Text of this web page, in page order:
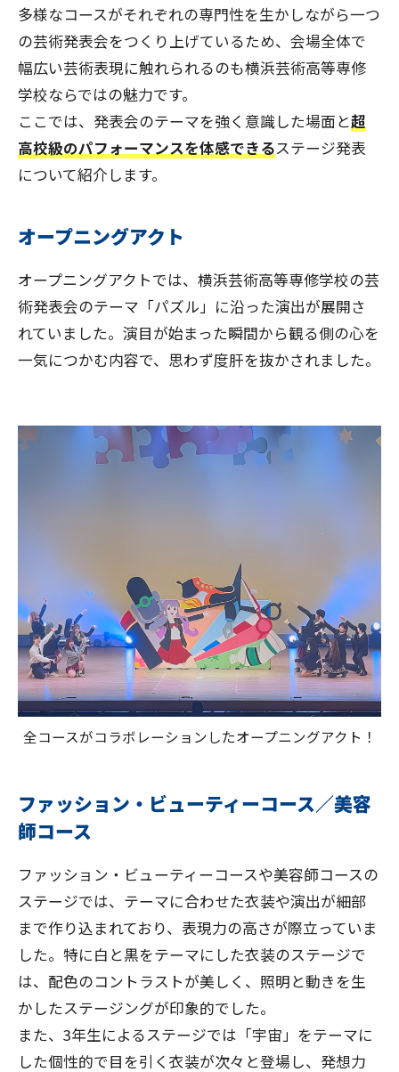
多様なコースがそれぞれの専門性を生かしながら一つ
の芸術発表会をつくり上げているため、会場全体で
幅広い芸術表現に触れられるのも横浜芸術高等専修
学校ならではの魅力です。
ここでは、発表会のテーマを強く意識した場面と超
高校級のパフォーマンスを体感できるステージ発表
について紹介します。
オープニングアクト
オープニングアクトでは、横浜芸術高等専修学校の芸
術発表会のテーマ「パズル」に沿った演出が展開さ
れていました。演目が始まった瞬間から観る側の心を
一気につかむ内容で、思わず度肝を抜かされました。
全コースがコラボレーションしたオープニングアクト！
ファッション・ビューティーコース／美容
師コース
ファッション・ビューティーコースや美容師コースの
ステージでは、テーマに合わせた衣装や演出が細部
まで作り込まれており、表現力の高さが際立っていま
した。特に白と黒をテーマにした衣装のステージで
は、配色のコントラストが美しく、照明と動きを生
かしたステージングが印象的でした。
また、3年生によるステージでは「宇宙」をテーマに
した個性的で目を引く衣装が次々と登場し、発想力